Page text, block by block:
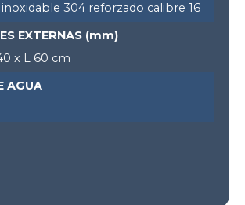
304 reforzado calibre 16
EXTERNAS (mm)
x L 60 cm
AGUA